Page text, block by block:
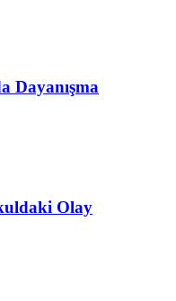
Dayanışma
Olay